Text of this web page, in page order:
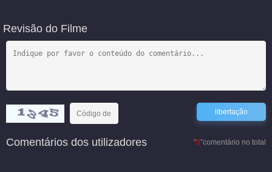
Revisão do Filme
“0”comentário no total
Comentários dos utilizadores